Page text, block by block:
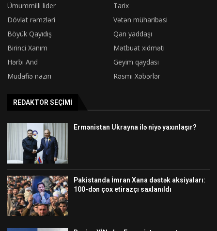
Ümummilli lider
Tarix
Dövlət rəmzləri
Vətən müharibəsi
Böyük Qayıdış
Qan yaddaşı
Birinci Xanım
Mətbuat xidməti
Hərbi And
Geyim qaydası
Müdafiə naziri
Rəsmi Xəbərlər
REDAKTOR SEÇIMI
Ermənistan Ukrayna ilə niyə yaxınlaşır?
Pakistanda İmran Xana dəstək aksiyaları:
100-dən çox etirazçı saxlanıldı